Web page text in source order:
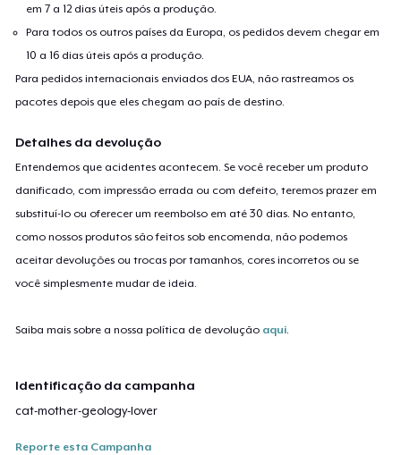
em 7 a 12 dias úteis após a produção.
Para todos os outros países da Europa, os pedidos devem chegar em
10 a 16 dias úteis após a produção.
Para pedidos internacionais enviados dos EUA, não rastreamos os
pacotes depois que eles chegam ao país de destino.
Detalhes da devolução
Entendemos que acidentes acontecem. Se você receber um produto
danificado, com impressão errada ou com defeito, teremos prazer em
substituí-lo ou oferecer um reembolso em até 30 dias. No entanto,
como nossos produtos são feitos sob encomenda, não podemos
aceitar devoluções ou trocas por tamanhos, cores incorretos ou se
você simplesmente mudar de ideia.
Saiba mais sobre a nossa política de devolução aqui.
Identificação da campanha
cat-mother-geology-lover
Reporte esta Campanha